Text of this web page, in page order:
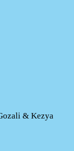
& Kezya